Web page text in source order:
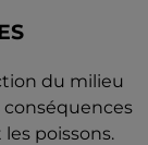
du milieu
poissons.